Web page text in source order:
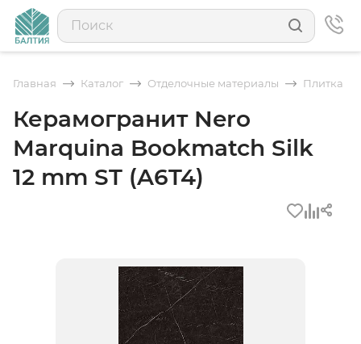
Главная Каталог Отделочные материалы Плитка
Керамогранит Nero
Marquina Bookmatch Silk
12 mm ST (A6T4)